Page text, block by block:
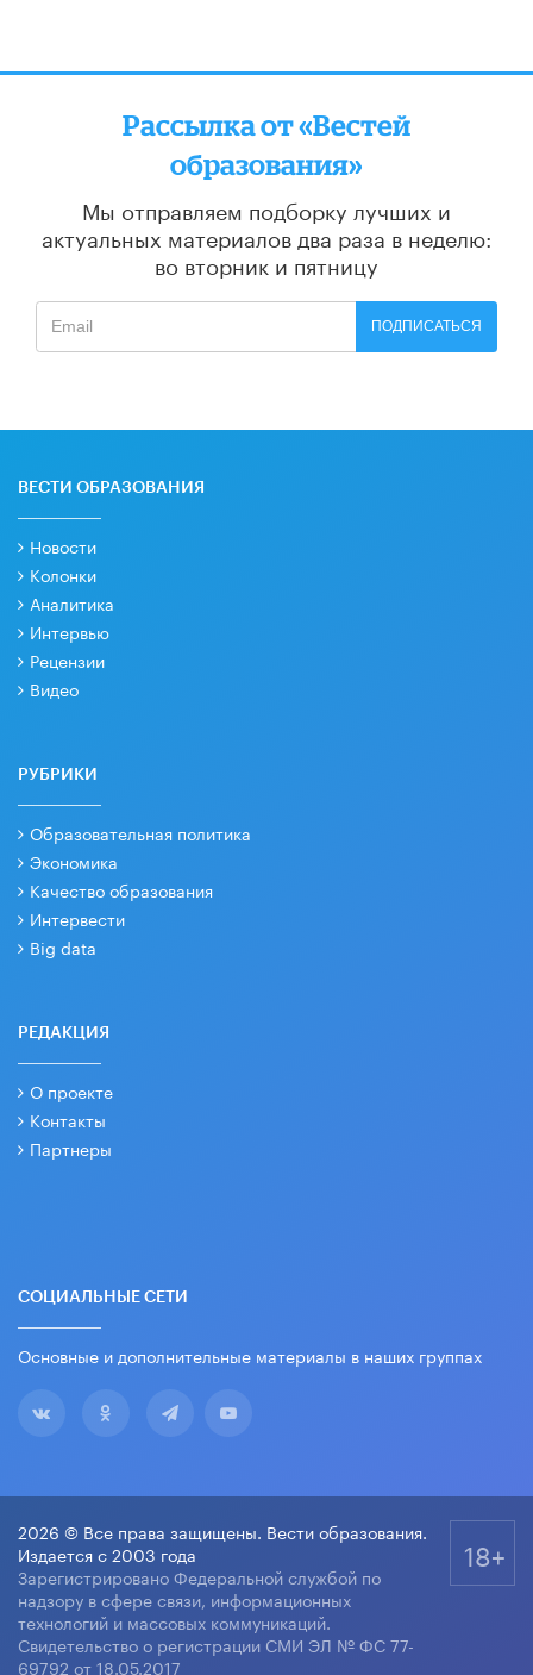
Рассылка от «Вестей
образования»
Мы отправляем подборку лучших и
актуальных материалов два раза в неделю:
во вторник и пятницу
ПОДПИСАТЬСЯ
ВЕСТИ ОБРАЗОВАНИЯ
Новости
Колонки
Аналитика
Интервью
Рецензии
Видео
РУБРИКИ
Образовательная политика
Экономика
Качество образования
Интервести
Big data
РЕДАКЦИЯ
О проекте
Контакты
Партнеры
СОЦИАЛЬНЫЕ СЕТИ
Основные и дополнительные материалы в наших группах
2026 © Все права защищены. Вести образования.
Издается с 2003 года
Зарегистрировано Федеральной службой по
надзору в сфере связи, информационных
технологий и массовых коммуникаций.
Свидетельство о регистрации СМИ ЭЛ № ФС 77-
69792 от 18.05.2017
18+